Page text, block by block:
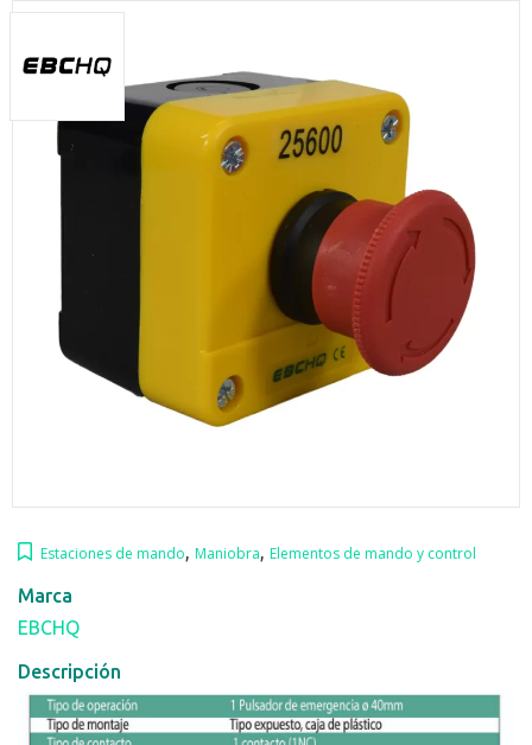
Estaciones de mando, Maniobra, Elementos de mando y control
Marca
EBCHQ
Descripción